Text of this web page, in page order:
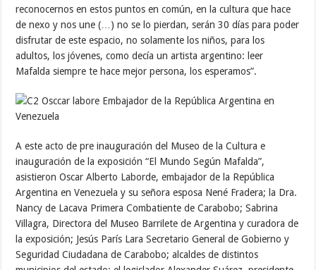
reconocernos en estos puntos en común, en la cultura que hace
de nexo y nos une (…) no se lo pierdan, serán 30 días para poder
disfrutar de este espacio, no solamente los niños, para los
adultos, los jóvenes, como decía un artista argentino: leer
Mafalda siempre te hace mejor persona, los esperamos”.
A este acto de pre inauguración del Museo de la Cultura e
inauguración de la exposición “El Mundo Según Mafalda”,
asistieron Oscar Alberto Laborde, embajador de la República
Argentina en Venezuela y su señora esposa Nené Fradera; la Dra.
Nancy de Lacava Primera Combatiente de Carabobo; Sabrina
Villagra, Directora del Museo Barrilete de Argentina y curadora de
la exposición; Jesús París Lara Secretario General de Gobierno y
Seguridad Ciudadana de Carabobo; alcaldes de distintos